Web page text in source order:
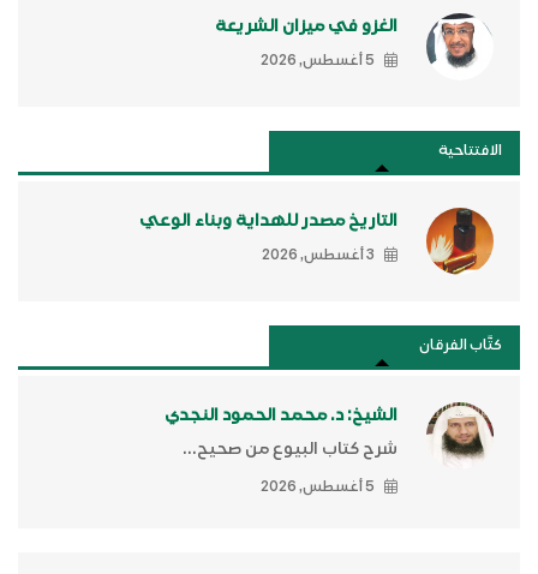
الغزو في ميزان الشريعة
5 أغسطس, 2026
الافتتاحية
التاريخ مصدر للهداية وبناء الوعي
3 أغسطس, 2026
كتَّاب الفرقان
الشيخ: د. محمد الحمود النجدي
شرح كتاب البيوع من صحيح...
5 أغسطس, 2026